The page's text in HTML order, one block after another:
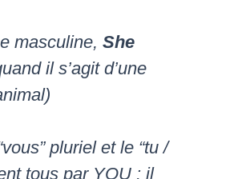
masculine,She
il s’agit d’une
pluriel et le “tu /
tous par YOU : il